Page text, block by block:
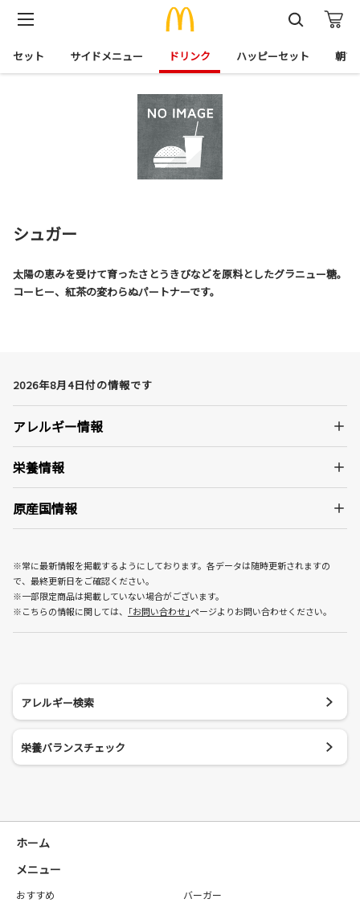
セット サイドメニュー ドリンク ハッピーセット 朝マ
シュガー
太陽の恵みを受けて育ったさとうきびなどを原料としたグラニュー糖。
コーヒー、紅茶の変わらぬパートナーです。
2026年8月4日付の情報です
アレルギー情報
栄養情報
原産国情報
※常に最新情報を掲載するようにしております。各データは随時更新されますの
で、最終更新日をご確認ください。
※一部限定商品は掲載していない場合がございます。
※こちらの情報に関しては、 ｢お問い合わせ｣ページよりお問い合わせください。
アレルギー検索
栄養バランスチェック
ホーム
メニュー
おすすめ
バーガー